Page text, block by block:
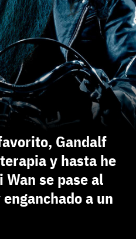
Gandalf
y hasta he
Wan se pase al
a un
no tienes cuenta?
gratis
con Facebook ya no está
seguir usando tu cuenta
con Facebook
no mayúsculas, espacios, tildes
lapolitica de privacidad y
3DJuegos
con Google
tienes cuenta?